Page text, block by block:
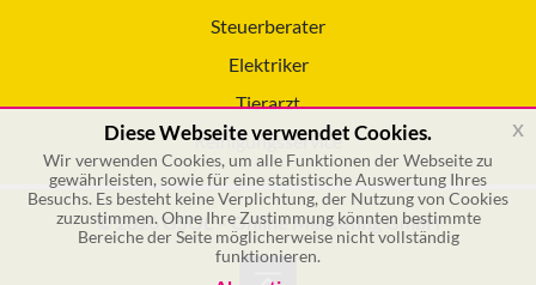
Steuerberater
Elektriker
Tierarzt
Reinigungsservice
© 2026 GSOL – Online Marketing GmbH
Diese Webseite verwendet Cookies.
Wir verwenden Cookies, um alle Funktionen der Webseite zu
gewährleisten, sowie für eine statistische Auswertung Ihres
Besuchs. Es besteht keine Verplichtung, der Nutzung von Cookies
zuzustimmen. Ohne Ihre Zustimmung könnten bestimmte
Bereiche der Seite möglicherweise nicht vollständig
funktionieren.
x